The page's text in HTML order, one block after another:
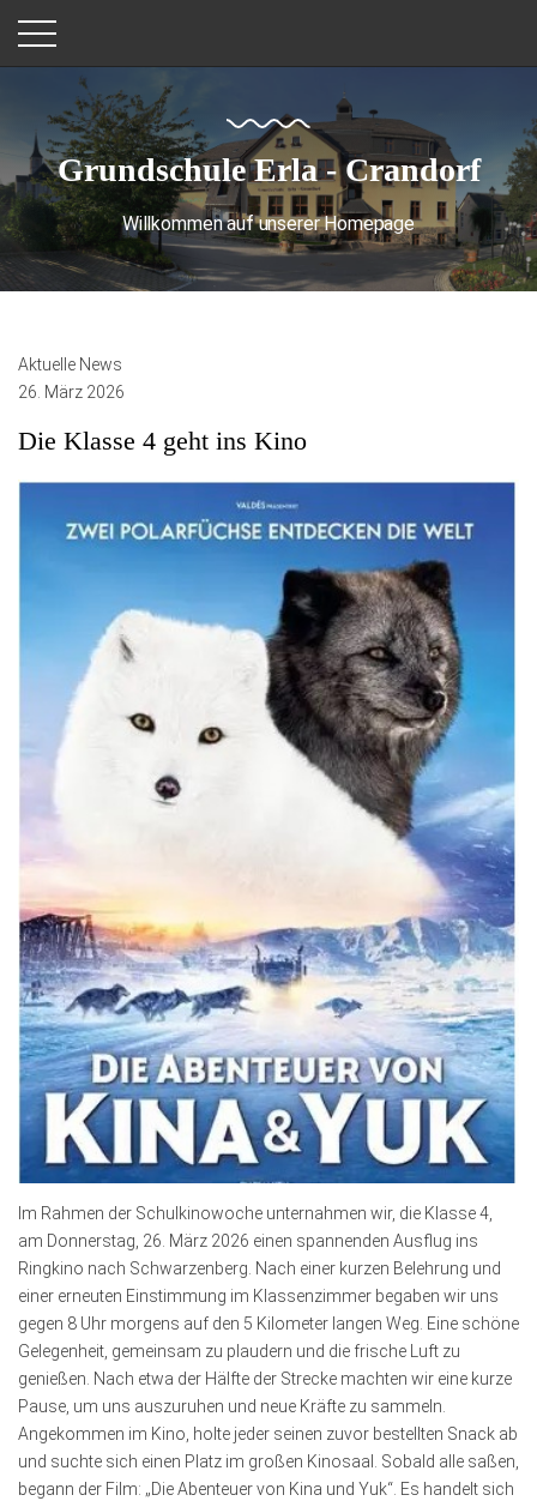
Grundschule Erla - Crandorf
Willkommen auf unserer Homepage
Aktuelle News
26. März 2026
Die Klasse 4 geht ins Kino
Im Rahmen der Schulkinowoche unternahmen wir, die Klasse 4,
am Donnerstag, 26. März 2026 einen spannenden Ausflug ins
Ringkino nach Schwarzenberg. Nach einer kurzen Belehrung und
einer erneuten Einstimmung im Klassenzimmer begaben wir uns
gegen 8 Uhr morgens auf den 5 Kilometer langen Weg. Eine schöne
Gelegenheit, gemeinsam zu plaudern und die frische Luft zu
genießen. Nach etwa der Hälfte der Strecke machten wir eine kurze
Pause, um uns auszuruhen und neue Kräfte zu sammeln.
Angekommen im Kino, holte jeder seinen zuvor bestellten Snack ab
und suchte sich einen Platz im großen Kinosaal. Sobald alle saßen,
begann der Film: „Die Abenteuer von Kina und Yuk“. Es handelt sich